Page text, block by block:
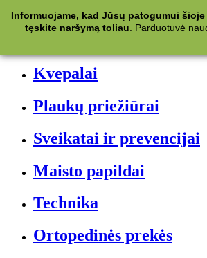
Kategorijos
Kvepalai
Plaukų priežiūrai
Sveikatai ir prevencijai
Maisto papildai
Technika
Ortopedinės prekės
Informuojame, kad Jūsų patogumui
tęskite naršymą toliau
Parduotuvė